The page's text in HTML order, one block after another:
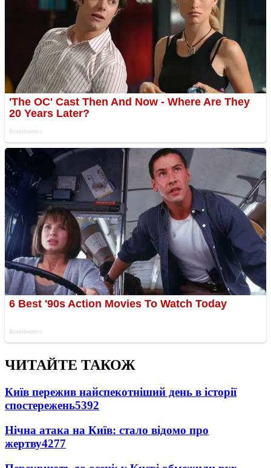
ЧИТАЙТЕ ТАКОЖ
Київ пережив найспекотніший день в історії
спостережень5392
Нічна атака на Київ: стало відомо про
жертву4277